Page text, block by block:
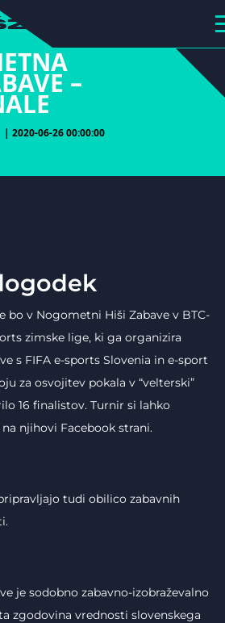
–
| 2020-06-26 00:00:00
bo v Nogometni Hiši Zabave v BTC-
zimske lige, ki ga organizira
s FIFA e-sports Slovenia in e-sport
za osvojitev pokala v “velterski”
16 finalistov. Turnir si lahko
njihovi Facebook strani.
tudi obilico zabavnih
je sodobno zabavno-izobraževalno
zgodovina vrednosti slovenskega